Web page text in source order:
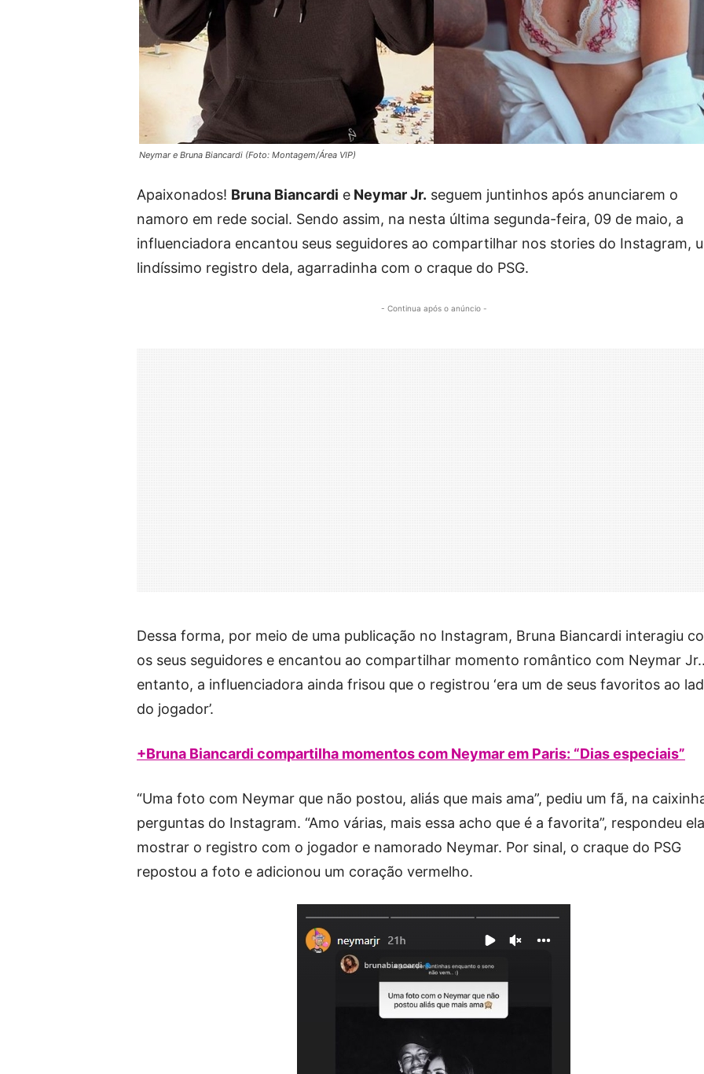
Neymar e Bruna Biancardi (Foto: Montagem/Área VIP)
Apaixonados! Bruna Biancardi e Neymar Jr. seguem juntinhos após anunciarem o
namoro em rede social. Sendo assim, na nesta última segunda-feira, 09 de maio, a
influenciadora encantou seus seguidores ao compartilhar nos stories do Instagram,
lindíssimo registro dela, agarradinha com o craque do PSG.
- Continua após o anúncio -
Dessa forma, por meio de uma publicação no Instagram, Bruna Biancardi interagiu
os seus seguidores e encantou ao compartilhar momento romântico com Neymar
entanto, a influenciadora ainda frisou que o registrou ‘era um de seus favoritos ao
do jogador’.
+Bruna Biancardi compartilha momentos com Neymar em Paris: “Dias especiais”
“Uma foto com Neymar que não postou, aliás que mais ama”, pediu um fã, na
perguntas do Instagram. “Amo várias, mais essa acho que é a favorita”, respondeu
mostrar o registro com o jogador e namorado Neymar. Por sinal, o craque do PSG
repostou a foto e adicionou um coração vermelho.